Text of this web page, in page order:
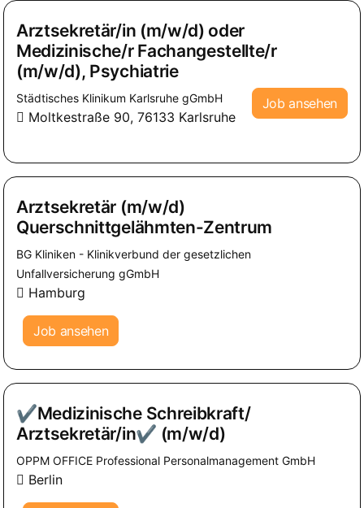
Arztsekretär/in (m/w/d) oder
Medizinische/r Fachangestellte/r
(m/w/d), Psychiatrie
Städtisches Klinikum Karlsruhe gGmbH
Moltkestraße 90, 76133 Karlsruhe
Job ansehen
Arztsekretär (m/w/d)
Querschnittgelähmten-Zentrum
BG Kliniken - Klinikverbund der gesetzlichen
Unfallversicherung gGmbH
Hamburg
Job ansehen
✔Medizinische Schreibkraft/
Arztsekretär/in✔ (m/w/d)
OPPM OFFICE Professional Personalmanagement GmbH
Berlin